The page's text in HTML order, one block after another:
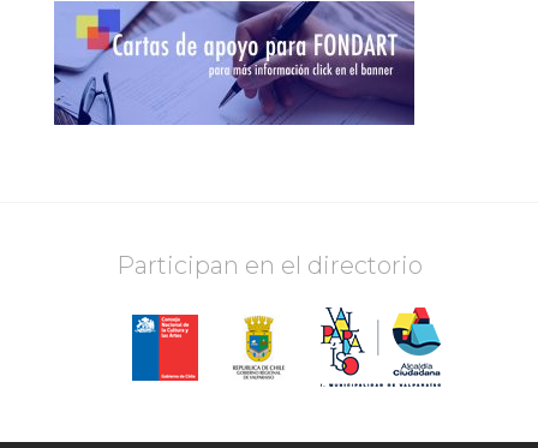
Participan en el directorio